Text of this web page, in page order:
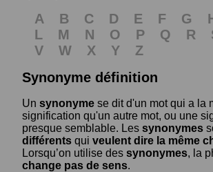
A B C D E F G
L
M N O P Q R
V
W X Y
Z
Synonyme définition
Un synonyme se dit d'un mot qui a la
signification qu'un autre mot, ou une
presque semblable. Les synonymes
différents qui veulent dire la même
Lorsqu’on utilise des synonymes, la
change pas de sens.